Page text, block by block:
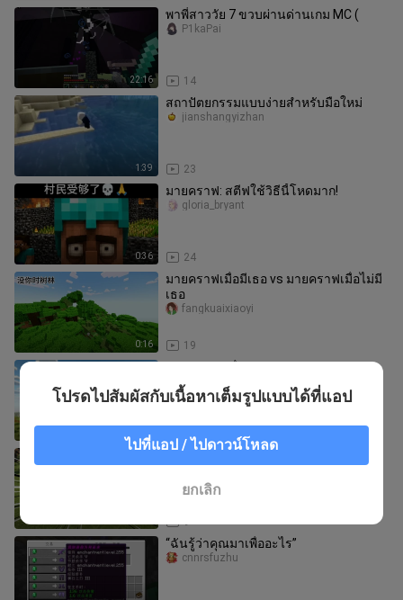
22:16
พาพี่สาววัย 7 ขวบผ่านด่านเกม MC (
14
P1kaPai
1:39
สถาปัตยกรรมแบบง่ายสำหรับมือใหม่
23
jianshangyizhan
0:36
มายคราฟ: สตีฟใช้วิธีนี้โหดมาก!
24
gloria_bryant
0:16
มายคราฟเมื่อมีเธอ vs มายคราฟเมื่อไม่มี
เธอ
19
fangkuaixiaoyi
มายคราฟ: เมื่อ PVZ บุกมายคราฟ จะเอา
ชีวิตรอดได้อย่างไร?!
24
shenjiei
เจ้าหมาตัวใหญ่นี่กลายเป็นปีศาจไปแล้ว!
9
“ฉันรู้ว่าคุณมาเพื่ออะไร”
cnnrsfuzhu
โปรดไปสัมผัสกับเนื้อหาเต็มรูปแบบได้ที่แอป
ไปที่แอป / ไปดาวน์โหลด
ยกเลิก